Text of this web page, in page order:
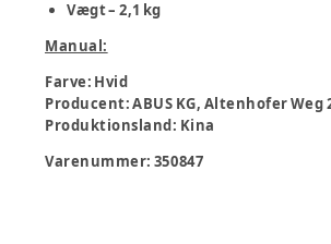
Vægt – 2,1 kg
Manual:
Farve: Hvid
Producent:ABUS KG, Altenhofer Weg
Produktionsland: Kina
Varenummer: 350847